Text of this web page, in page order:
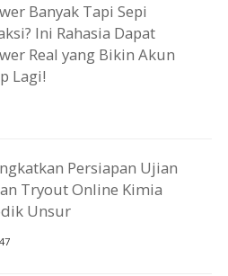
Banyak Tapi Sepi
Ini Rahasia Dapat
Real yang Bikin Akun
Lagi!
Persiapan Ujian
Tryout Online Kimia
Unsur